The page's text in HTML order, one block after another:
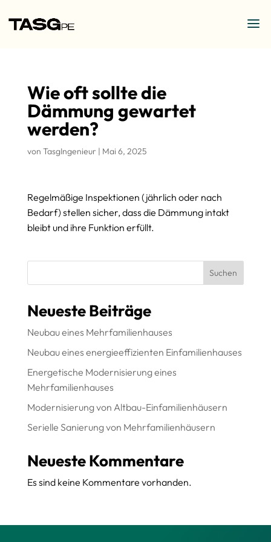
Wie oft sollte die
Dämmung gewartet
werden?
von TasgIngenieur | Mai 6, 2025
Regelmäßige Inspektionen (jährlich oder nach
Bedarf) stellen sicher, dass die Dämmung intakt
bleibt und ihre Funktion erfüllt.
Suchen
Neueste Beiträge
Neubau eines Mehrfamilienhauses
Neubau eines energieeffizienten Einfamilienhauses
Energetische Modernisierung eines
Mehrfamilienhauses
Modernisierung von Altbau-Einfamilienhäusern
Serielle Sanierung von Mehrfamilienhäusern
Neueste Kommentare
Es sind keine Kommentare vorhanden.